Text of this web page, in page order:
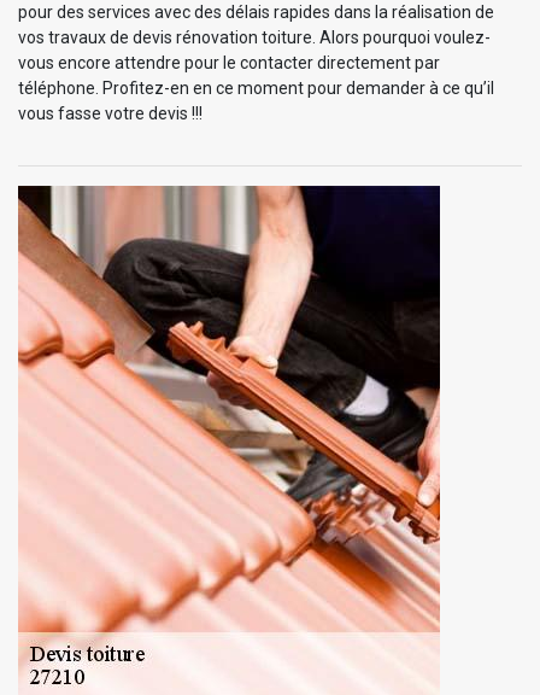
pour des services avec des délais rapides dans la réalisation de
vos travaux de devis rénovation toiture. Alors pourquoi voulez-
vous encore attendre pour le contacter directement par
téléphone. Profitez-en en ce moment pour demander à ce qu’il
vous fasse votre devis !!!